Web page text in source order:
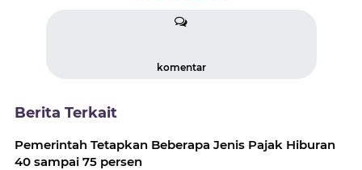
komentar
Berita Terkait
Pemerintah Tetapkan Beberapa Jenis Pajak Hiburan
40 sampai 75 persen